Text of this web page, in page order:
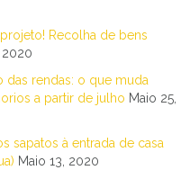
Recolha de bens
2020
das rendas: o que muda
a partir de julho Maio 25,
sapatos à entrada de casa
Maio 13, 2020